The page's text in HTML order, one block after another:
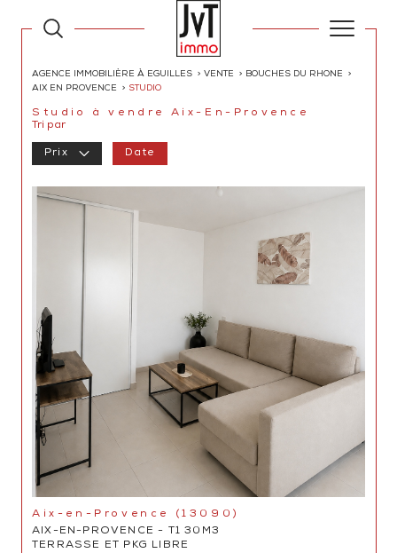
AGENCE IMMOBILIÈRE À EGUILLES VENTE
BOUCHES DU RHONE
AIX EN PROVENCE
STUDIO
Studio à vendre Aix-En-Provence
Tri par
Prix Date
Aix-en-Provence (13090)
AIX-EN-PROVENCE - T1 30M3
TERRASSE ET PKG LIBRE